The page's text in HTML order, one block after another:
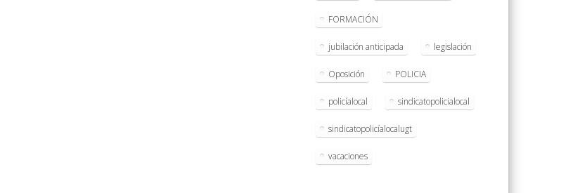
FORMACIÓN
jubilación anticipada legislación
Oposición POLICIA
policíalocal sindicatopolicialocal
sindicatopolicíalocalugt
vacaciones